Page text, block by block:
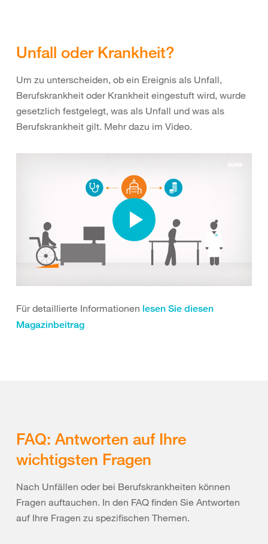
Unfall oder Krankheit?
Um zu unterscheiden, ob ein Ereignis als Unfall,
Berufskrankheit oder Krankheit eingestuft wird, wurde
gesetzlich festgelegt, was als Unfall und was als
Berufskrankheit gilt. Mehr dazu im Video.
Für detaillierte Informationen lesen Sie diesen
Magazinbeitrag
FAQ: Antworten auf Ihre
wichtigsten Fragen
Nach Unfällen oder bei Berufskrankheiten können
Fragen auftauchen. In den FAQ finden Sie Antworten
auf Ihre Fragen zu spezifischen Themen.